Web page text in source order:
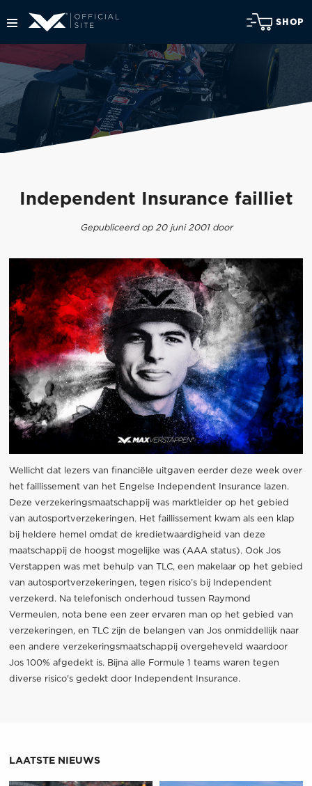
SHOP
Independent Insurance failliet
Gepubliceerd op 20 juni 2001 door
Wellicht dat lezers van financiële uitgaven eerder deze week over
het faillissement van het Engelse Independent Insurance lazen.
Deze verzekeringsmaatschappij was marktleider op het gebied
van autosportverzekeringen. Het faillissement kwam als een klap
bij heldere hemel omdat de kredietwaardigheid van deze
maatschappij de hoogst mogelijke was (AAA status). Ook Jos
Verstappen was met behulp van TLC, een makelaar op het gebied
van autosportverzekeringen, tegen risico’s bij Independent
verzekerd. Na telefonisch onderhoud tussen Raymond
Vermeulen, nota bene een zeer ervaren man op het gebied van
verzekeringen, en TLC zijn de belangen van Jos onmiddellijk naar
een andere verzekeringsmaatschappij overgeheveld waardoor
Jos 100% afgedekt is. Bijna alle Formule 1 teams waren tegen
diverse risico's gedekt door Independent Insurance.
LAATSTE NIEUWS